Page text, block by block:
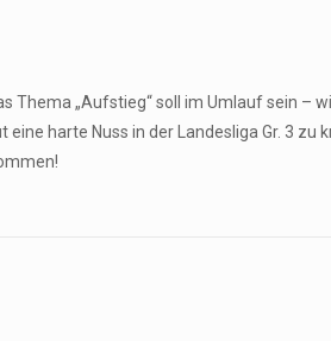
„Aufstieg“ soll im Umlauf sein –
harte Nuss in der Landesliga Gr. 3 zu